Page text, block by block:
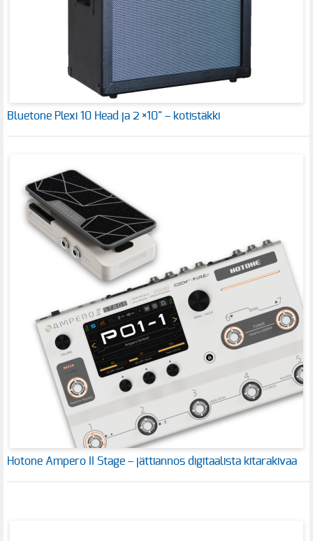
Bluetone Plexi 10 Head ja 2 ×10" – kotistäkki
Hotone Ampero II Stage – jättiannos digitaalista kitarakivaa